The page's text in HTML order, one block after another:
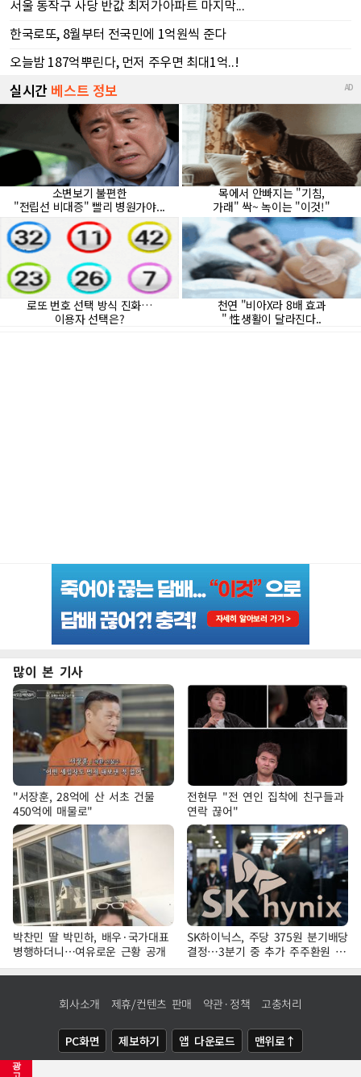
광
많이 본 기사
"서장훈, 28억에 산 서초 건물
450억에 매물로"
전현무 "전 연인 집착에 친구들과
연락 끊어"
박찬민 딸 박민하, 배우·국가대표
병행하더니…여유로운 근황 공개
SK하이닉스, 주당 375원 분기배당
결정…3분기 중 추가 주주환원 발
표
회사소개 제휴/컨텐츠 판매 약관·정책 고충처리
PC화면 제보하기 앱 다운로드 맨위로↑